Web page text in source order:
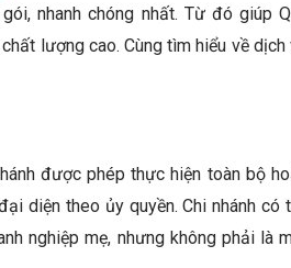
nhanh chóng nhất. Từ đó giúp
lượng cao. Cùng tìm hiểu về dịch
được phép thực hiện toàn bộ
diện theo ủy quyền. Chi nhánh có
nghiệp mẹ, nhưng không phải là